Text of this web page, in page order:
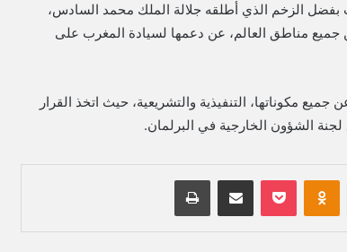
بفضل الزخم الذي أطلقه جلالة الملك محمد السادس،
مناطق العالم، عن دعمها لسيادة المغرب على
مكوناتها، التنفيذية والتشريعية، حيث اتخذ القرار
الشؤون الخارجية في البرلمان.
بوكيت